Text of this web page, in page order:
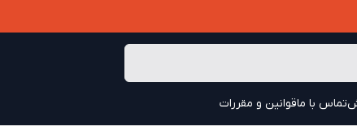
تماس با ماقوانین و مقررات